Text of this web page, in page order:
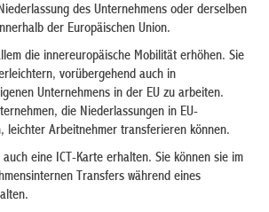
des Unternehmens oder derselben
der Europäischen Union.
die innereuropäische Mobilität erhöhen. Sie
vorübergehend auch in
Unternehmens in der EU zu arbeiten.
die Niederlassungen in EU-
leichter Arbeitnehmer transferieren können.
eine ICT-Karte erhalten. Sie können sie im
Transfers während eines